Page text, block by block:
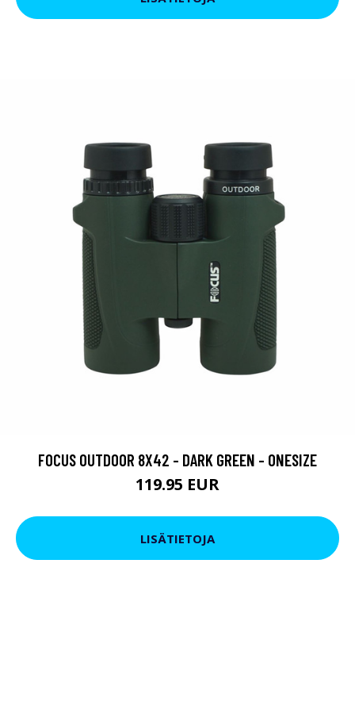
FOCUS OUTDOOR 8X42 - DARK GREEN - ONESIZE
119.95 EUR
LISÄTIETOJA